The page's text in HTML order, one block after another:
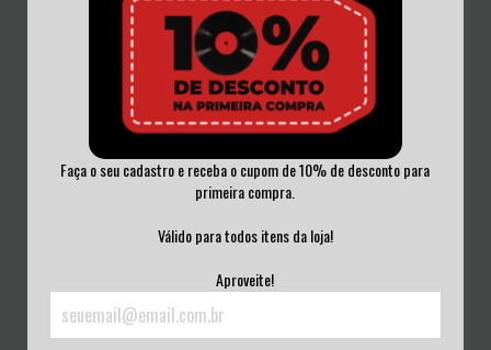
Faça o seu cadastro e receba o cupom de 10% de desconto para
primeira compra.
Válido para todos itens da loja!
Aproveite!
INFRAMUNDO CD LA...
LACRADO